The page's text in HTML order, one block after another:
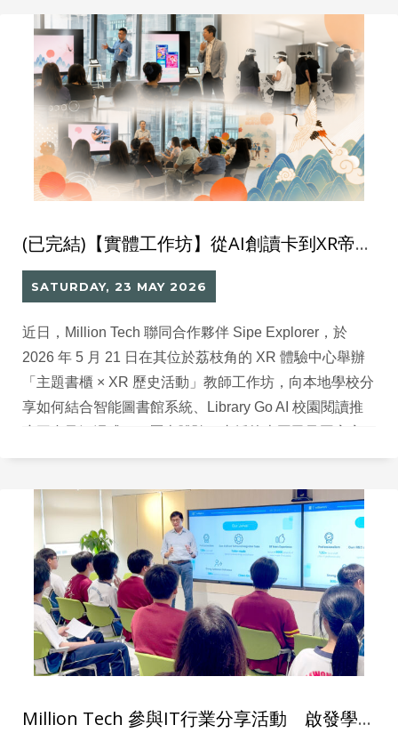
案」，以專業設備配合標準化流程，快速為圖書館建立
完整、吸引的線上書目展示，迎接新學年。
(已完結)【實體工作坊】從AI創讀卡到XR帝陵探秘 :升級校本國民教育體驗
SATURDAY, 23 MAY 2026
近日，Million Tech 聯同合作夥伴 Sipe Explorer，於
2026 年 5 月 21 日在其位於荔枝角的 XR 體驗中心舉辦
「主題書櫃 × XR 歷史活動」教師工作坊，向本地學校分
享如何結合智能圖書館系統、Library Go AI 校園閱讀推
全教育的實際推行。
Million Tech 參與IT行業分享活動 啟發學生探索科技未來